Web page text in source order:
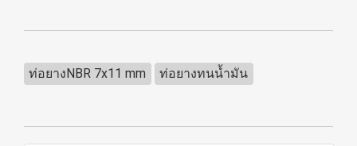
ท่อยางNBR 7x11 mm ท่อยางทนน้ำมัน